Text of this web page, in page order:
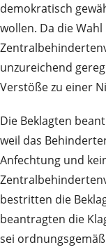
demokratisch
wollen. Da die
unzureichend
Verstöße zu einer
Die Beklagten
weil das
Anfechtung und
bestritten die
beantragten die
sei